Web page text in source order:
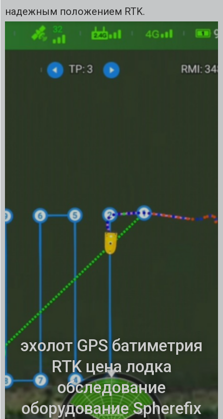
надежным положением RTK.
эхолот GPS батиметрия
RTK цена лодка
обследование
оборудование Spherefix